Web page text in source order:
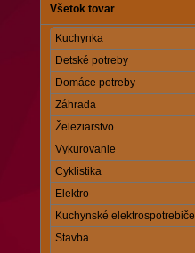
Všetok tovar
Kuchynka
Detské potreby
Domáce potreby
Záhrada
Železiarstvo
Vykurovanie
Cyklistika
Elektro
Kuchynské elektrospotrebiče
Stavba